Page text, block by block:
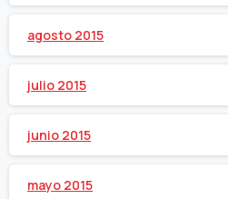
agosto 2015
julio 2015
junio 2015
mayo 2015